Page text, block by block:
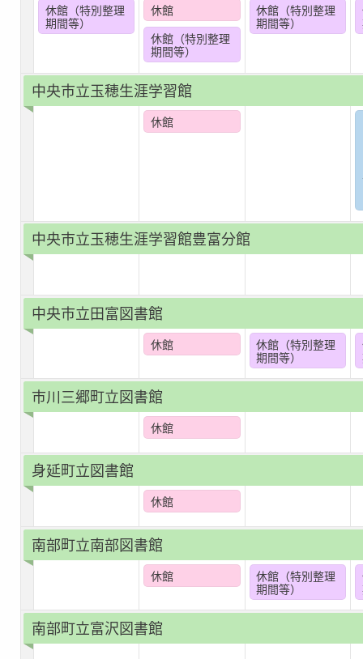
休館（特別整理
期間等）
休館
休館（特別整理
期間等）
休館（特別整理
期間等）
中央市立玉穂生涯学習館
休館
中央市立玉穂生涯学習館豊富分館
中央市立田富図書館
休館
休館（特別整理
期間等）
市川三郷町立図書館
休館
身延町立図書館
休館
南部町立南部図書館
休館
休館（特別整理
期間等）
南部町立富沢図書館